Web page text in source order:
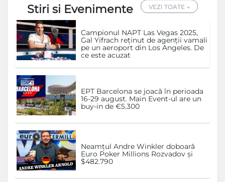
Stiri si Evenimente VEZI TOATE →
Campionul NAPT Las Vegas 2025,
Gal Yifrach reținut de agenții vamali
pe un aeroport din Los Angeles. De
ce este acuzat
EPT Barcelona se joacă în perioada
16-29 august. Main Event-ul are un
buy-in de €5.300
Neamțul Andre Winkler doboară
Euro Poker Millions Rozvadov și
$482.790